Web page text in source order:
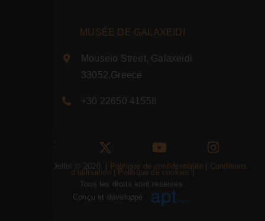
MUSÉE DE GALAXEIDI
Mouseio Street, Galaxeidi
33052,Greece
+30 22650 41558
Psifiakoí Delfoí © 2020. | Politique de confidentialité Conditions
d’utilisation Politique de cookies
Tous les droits sont réservés.
Conçu et développé